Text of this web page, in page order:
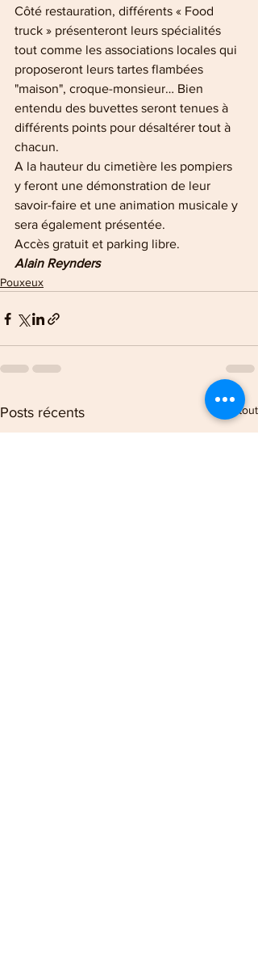
Côté restauration, différents « Food
truck » présenteront leurs spécialités
tout comme les associations locales qui
proposeront leurs tartes flambées
"maison", croque-monsieur… Bien
entendu des buvettes seront tenues à
différents points pour désaltérer tout à
chacun.
A la hauteur du cimetière les pompiers
y feront une démonstration de leur
savoir-faire et une animation musicale y
sera également présentée.
Accès gratuit et parking libre.
Alain Reynders
Pouxeux
Posts récents Voir tout